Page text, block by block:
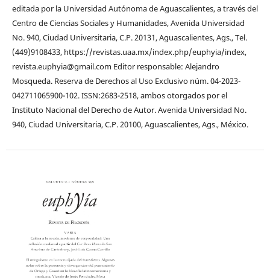
editada por la Universidad Autónoma de Aguascalientes, a través del
Centro de Ciencias Sociales y Humanidades, Avenida Universidad
No. 940, Ciudad Universitaria, C.P. 20131, Aguascalientes, Ags., Tel.
(449)9108433, https://revistas.uaa.mx/index.php/euphyia/index,
revista.euphyia@gmail.com Editor responsable: Alejandro
Mosqueda. Reserva de Derechos al Uso Exclusivo núm. 04-2023-
042711065900-102. ISSN:2683-2518, ambos otorgados por el
Instituto Nacional del Derecho de Autor. Avenida Universidad No.
940, Ciudad Universitaria, C.P. 20100, Aguascalientes, Ags., México.